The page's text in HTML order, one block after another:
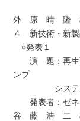
配制・
外 原 晴 隆
４ 新技術・新製
○発表１
演 題：再生可
ンプ
システム
発表者：ゼネ
谷 藤 浩 二